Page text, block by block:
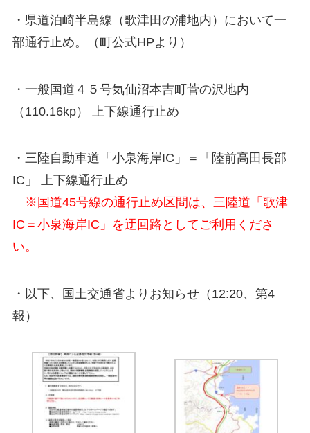
・県道泊崎半島線（歌津田の浦地内）において一
部通行止め。（町公式HPより）
・一般国道４５号気仙沼本吉町菅の沢地内
（110.16kp） 上下線通行止め
・三陸自動車道「小泉海岸IC」＝「陸前高田長部
IC」 上下線通行止め
※国道45号線の通行止め区間は、三陸道「歌津
IC＝小泉海岸IC」を迂回路としてご利用くださ
い。
・以下、国土交通省よりお知らせ（12:20、第4
報）